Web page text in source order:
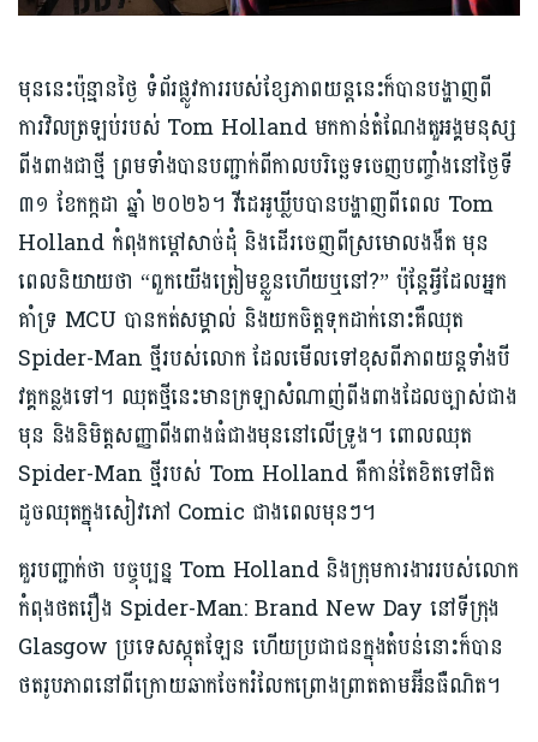
មុននេះប៉ុន្មានថ្ងៃ ទំព័រផ្លូវការរបស់ខ្សែភាពយន្តនេះក៏បានបង្ហាញពី
ការវិលត្រឡប់របស់ Tom Holland មកកាន់តំណែងតួអង្គមនុស្ស
ពីងពាងជាថ្មី ព្រមទាំងបានបញ្ជាក់ពីកាលបរិច្ឆេទចេញបញ្ចាំងនៅថ្ងៃទី
៣១ ខែកក្កដា ឆ្នាំ ២០២៦។ វីដេអូឃ្លីបបានបង្ហាញពីពេល Tom
Holland កំពុងកម្ដៅសាច់ដុំ និងដើរចេញពីស្រមោលងងឹត មុន
ពេលនិយាយថា “ពួកយើងត្រៀមខ្លួនហើយឬនៅ?” ប៉ុន្តែអ្វីដែលអ្នក
គាំទ្រ MCU បានកត់សម្គាល់ និងយកចិត្តទុកដាក់នោះគឺឈុត
Spider-Man ថ្មីរបស់លោក ដែលមើលទៅខុសពីភាពយន្តទាំងបី
វគ្គកន្លងទៅ។ ឈុតថ្មីនេះមានក្រឡាសំណាញ់ពីងពាងដែលច្បាស់ជាង
មុន និងនិមិត្តសញ្ញាពីងពាងធំជាងមុននៅលើទ្រូង។ ពោលឈុត
Spider-Man ថ្មីរបស់ Tom Holland គឺកាន់តែខិតទៅជិត
ដូចឈុតក្នុងសៀវភៅ Comic ជាងពេលមុនៗ។
គួរបញ្ជាក់ថា បច្ចុប្បន្ន Tom Holland និងក្រុមការងាររបស់លោក
កំពុងថតរឿង Spider-Man: Brand New Day នៅទីក្រុង
Glasgow ប្រទេសស្កុតឡែន ហើយប្រជាជនក្នុងតំបន់នោះក៏បាន
ថតរូបភាពនៅពីក្រោយឆាកចែករំលែកព្រោងព្រាតតាមអ៊ីនធឺណិត។